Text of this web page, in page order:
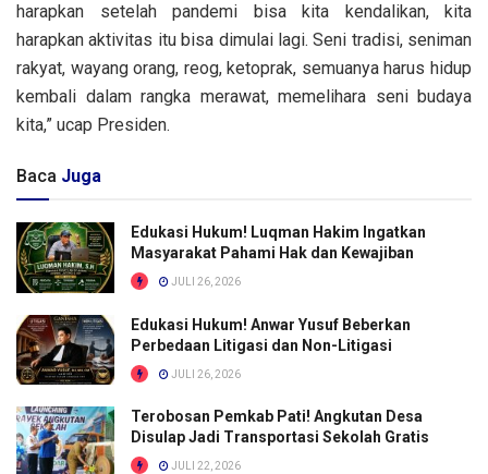
harapkan setelah pandemi bisa kita kendalikan, kita
harapkan aktivitas itu bisa dimulai lagi. Seni tradisi, seniman
rakyat, wayang orang, reog, ketoprak, semuanya harus hidup
kembali dalam rangka merawat, memelihara seni budaya
kita,” ucap Presiden.
Baca Juga
Edukasi Hukum! Luqman Hakim Ingatkan
Masyarakat Pahami Hak dan Kewajiban
JULI 26, 2026
Edukasi Hukum! Anwar Yusuf Beberkan
Perbedaan Litigasi dan Non-Litigasi
JULI 26, 2026
Terobosan Pemkab Pati! Angkutan Desa
Disulap Jadi Transportasi Sekolah Gratis
JULI 22, 2026